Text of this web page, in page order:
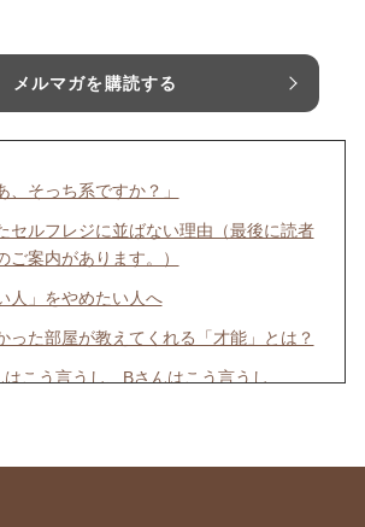
メルマガを購読する
、そっち系ですか？」
セルフレジに並ばない理由（最後に読者
ご案内があります。）
人」をやめたい人へ
った部屋が教えてくれる「才能」とは？
はこう言うし、Bさんはこう言うし…